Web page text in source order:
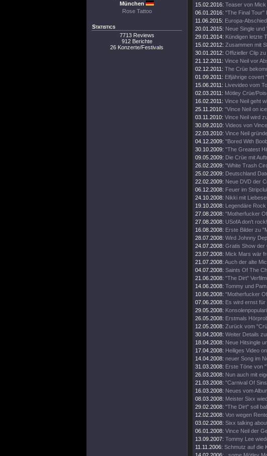
München
Rose Tattoo
Statistics
7713 Reviews
912 Berichte
26 Konzerte/Festivals
15.02.2016: Teaser von Mick
06.01.2016: "The Final Tour"
11.06.2015: Europa-
20.01.2015: Neue Single
29.01.2014: Kündigen letzte
15.02.2012: Zusammen mit
30.01.2012: Offizieller Clip zu
21.12.2011: Vince Neil vor
02.12.2011: The Crüe
01.09.2011: Elfjährige covert
15.06.2011: Livevideo vom
02.03.2011: Mötley Crüe/
16.02.2011: Vince Neil geht
25.11.2010: "Vince Neil on
03.11.2010: Vince Neil wird
30.09.2010: Videos von
22.03.2010: Vince Neil
04.12.2009: "Bored With
30.10.2009: "The Greatest
09.05.2009: Die Crüe mit
26.02.2009: "White Trash
25.02.2009: Deutschland
22.02.2009: Neue DVD der
06.12.2008: Feuer im
24.10.2008: Nikki mit
19.10.2008: Legendäre Rock
27.08.2008: "Motherfucker
27.08.2008: USofA don't
16.08.2008: Erste Bilder zu
28.07.2008: Wird Johnny
24.07.2008: Gratis Show der
23.07.2008: Mick Mars wär
21.07.2008: Auch der alte
04.07.2008: Saints Of The
21.06.2008: "The Dirt"
14.06.2008: Tommy und
10.06.2008: "Motherfucker
07.06.2008: Es wird ernst für
29.05.2008:
26.05.2008: Erstmals
12.05.2008: Zurück vom
30.04.2008: Weiter Details
18.04.2008: Neue Hitsingle
17.04.2008: Heiliges Video
14.04.2008: neuer Song im
31.03.2008: Erste Töne von
26.03.2008: Nun auch mit
21.03.2008: "Carnival Of
16.03.2008: Neues vom
08.03.2008: Meister Sixx
29.02.2008: "The Dirt" soll
12.02.2008: Von wegen
03.02.2008: Sixx talking
06.01.2008: Vince Neil der
13.09.2007: Tommy Lee
11.11.2006: Schmutz auf die